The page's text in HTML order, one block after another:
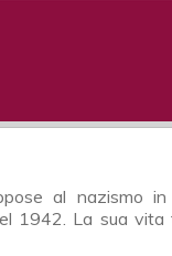
al nazismo
1942. La sua